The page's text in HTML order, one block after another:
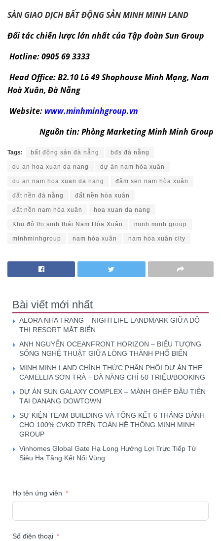
SÀN GIAO DỊCH BẤT ĐỘNG SẢNMINH MINH LAND
Đối tác chiến lược lớn nhất của Tập đoàn Sun Group
Hotline: 0905 69 3333
Head Office: B2.10 Lô 49 Shophouse Minh Mạng, Nam
Hoà Xuân, Đà Nẵng
Website: www.minhminhgroup.vn
Nguồn tin: Phòng Marketing Minh Minh Group
Tags: bất động sản đà nẵng bđs đà nẵng
du an hoa xuan da nang dự án nam hòa xuân
du an nam hoa xuan da nang đầm sen nam hòa xuân
đất nền đà nẵng đất nền hòa xuân
đất nền nam hòa xuân hoa xuan da nang
Khu đô thị sinh thái Nam Hòa Xuân minh minh group
minhminhgroup nam hòa xuân nam hòa xuân city
Bài viết mới nhất
ALORA NHA TRANG – NIGHTLIFE LANDMARK GIỮA ĐÔ
THỊ RESORT MẶT BIỂN
ANH NGUYỄN OCEANFRONT HORIZON – BIỂU TƯỢNG
SỐNG NGHỆ THUẬT GIỮA LÒNG THÀNH PHỐ BIỂN
MINH MINH LAND CHÍNH THỨC PHÂN PHỐI DỰ ÁN THE
CAMELLIA SƠN TRÀ – ĐÀ NẴNG CHỈ 50 TRIỆU/BOOKING
DỰ ÁN SUN GALAXY COMPLEX – MẢNH GHÉP ĐẦU TIÊN
TẠI DANANG DOWTOWN
SỰ KIỆN TEAM BUILDING VÀ TỔNG KẾT 6 THÁNG DÀNH
CHO 100% CVKD TRÊN TOÀN HỆ THỐNG MINH MINH
GROUP
Vinhomes Global Gate Hạ Long Hưởng Lợi Trực Tiếp Từ
Siêu Hạ Tầng Kết Nối Vùng
Họ tên ứng viên
Số điện thoại